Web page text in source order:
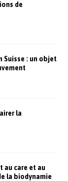
de
Suisse : un objet
la
au care et au
la biodynamie